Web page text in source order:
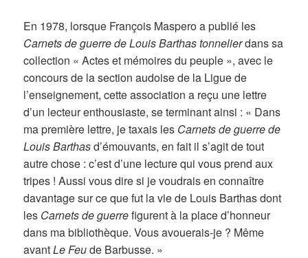
En 1978, lorsque François Maspero a publié les
Carnets de guerre de Louis Barthas tonnelierdans sa
collection « Actes et mémoires du peuple », avec le
concours de la section audoise de la Ligue de
l’enseignement, cette association a reçu une lettre
d’un lecteur enthousiaste, se terminant ainsi : « Dans
ma première lettre, je taxais les Carnets de guerre de
Louis Barthasd’émouvants, en fait il s’agit de tout
autre chose : c’est d’une lecture qui vous prend aux
tripes ! Aussi vous dire si je voudrais en connaître
davantage sur ce que fut la vie de Louis Barthas dont
les Carnets de guerrefigurent à la place d’honneur
dans ma bibliothèque. Vous avouerais-je ? Même
avantLe Feude Barbusse. »